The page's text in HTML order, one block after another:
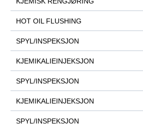
HOT OIL FLUSHING
SPYL/INSPEKSJON
KJEMIKALIEINJEKSJON
SPYL/INSPEKSJON
KJEMIKALIEINJEKSJON
SPYL/INSPEKSJON